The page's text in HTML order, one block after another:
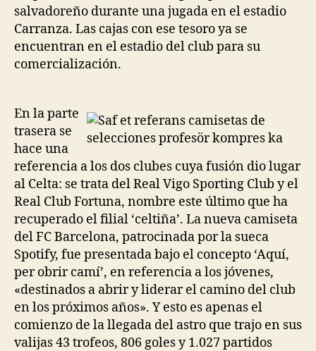
salvadoreño durante una jugada en el estadio
Carranza. Las cajas con ese tesoro ya se
encuentran en el estadio del club para su
comercialización.
En la parte
trasera se
hace una
referencia a los dos clubes cuya fusión dio lugar
al Celta: se trata del Real Vigo Sporting Club y el
Real Club Fortuna, nombre este último que ha
recuperado el filial ‘celtiña’. La nueva camiseta
del FC Barcelona, patrocinada por la sueca
Spotify, fue presentada bajo el concepto ‘Aquí,
per obrir camí’, en referencia a los jóvenes,
«destinados a abrir y liderar el camino del club
en los próximos años». Y esto es apenas el
comienzo de la llegada del astro que trajo en sus
valijas 43 trofeos, 806 goles y 1.027 partidos